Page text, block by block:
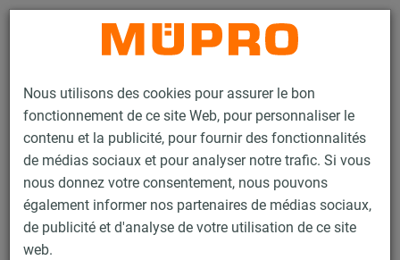
Nous utilisons des cookies pour assurer le bon
fonctionnement de ce site Web, pour personnaliser le
contenu et la publicité, pour fournir des fonctionnalités
de médias sociaux et pour analyser notre trafic. Si vous
nous donnez votre consentement, nous pouvons
également informer nos partenaires de médias sociaux,
de publicité et d'analyse de votre utilisation de ce site
web.
Contact
Produits Technique de fixation
Fixation de gaines
Colliers pour la fixation de gaines
Collier SPIRO Type S